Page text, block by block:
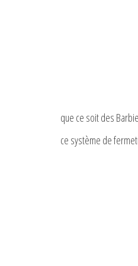
que ce soit des
ce système de